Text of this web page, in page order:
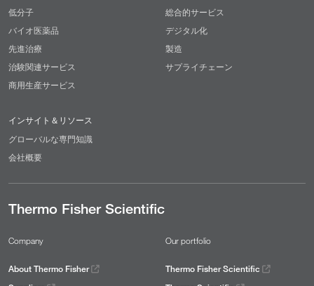
低分子
バイオ医薬品
先進治療
治験関連サービス
商用生産サービス
総合的サービス
デジタル化
製造
サプライチェーン
インサイト＆リソース
グローバルな専門知識
会社概要
Thermo Fisher Scientific
Company
About Thermo Fisher
Our portfolio
Thermo Fisher Scientific